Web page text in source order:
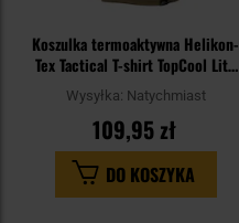
Koszulka termoaktywna Helikon-
Tex Tactical T-shirt TopCool Lite
- Coyote
Wysyłka: Natychmiast
109,95 zł
DO KOSZYKA